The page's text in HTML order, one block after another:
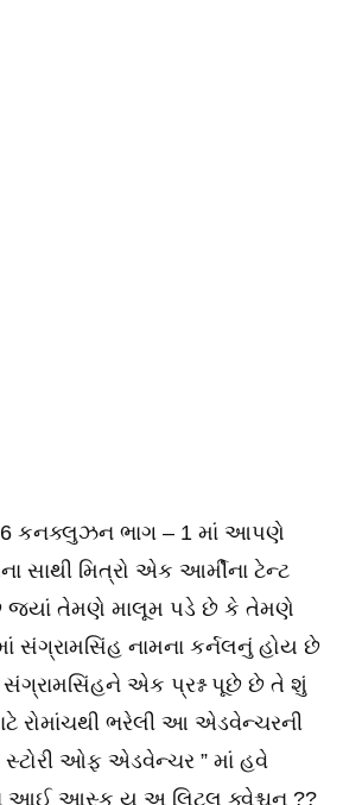
કનક્લુઝન ભાગ – 1 માં આપણે
સાથી મિત્રો એક આર્મીના ટેન્ટ
જ્યાં તેમણે માલૂમ પડે છે કે તેમણે
નામના કર્નલનું હોય છે
એક પ્રશ્ન પૂછે છે તે શું
રોમાંચથી ભરેલી આ એડવેન્ચરની
સ્ટોરી ઓફ એડવેન્ચર ” માં હવે
આઈ આસ્ક યુ અ લિટલ ક્વેશ્ચન ??